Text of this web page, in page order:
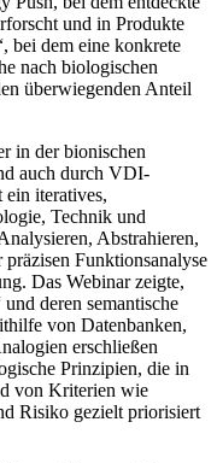
und in Produkte
bei dem eine konkrete
nach biologischen
überwiegenden Anteil
in der bionischen
auch durch VDI-
iteratives,
Technik und
Abstrahieren,
Funktionsanalyse
Das Webinar zeigte,
deren semantische
von Datenbanken,
erschließen
Prinzipien, die in
von Kriterien wie
Risiko gezielt priorisiert